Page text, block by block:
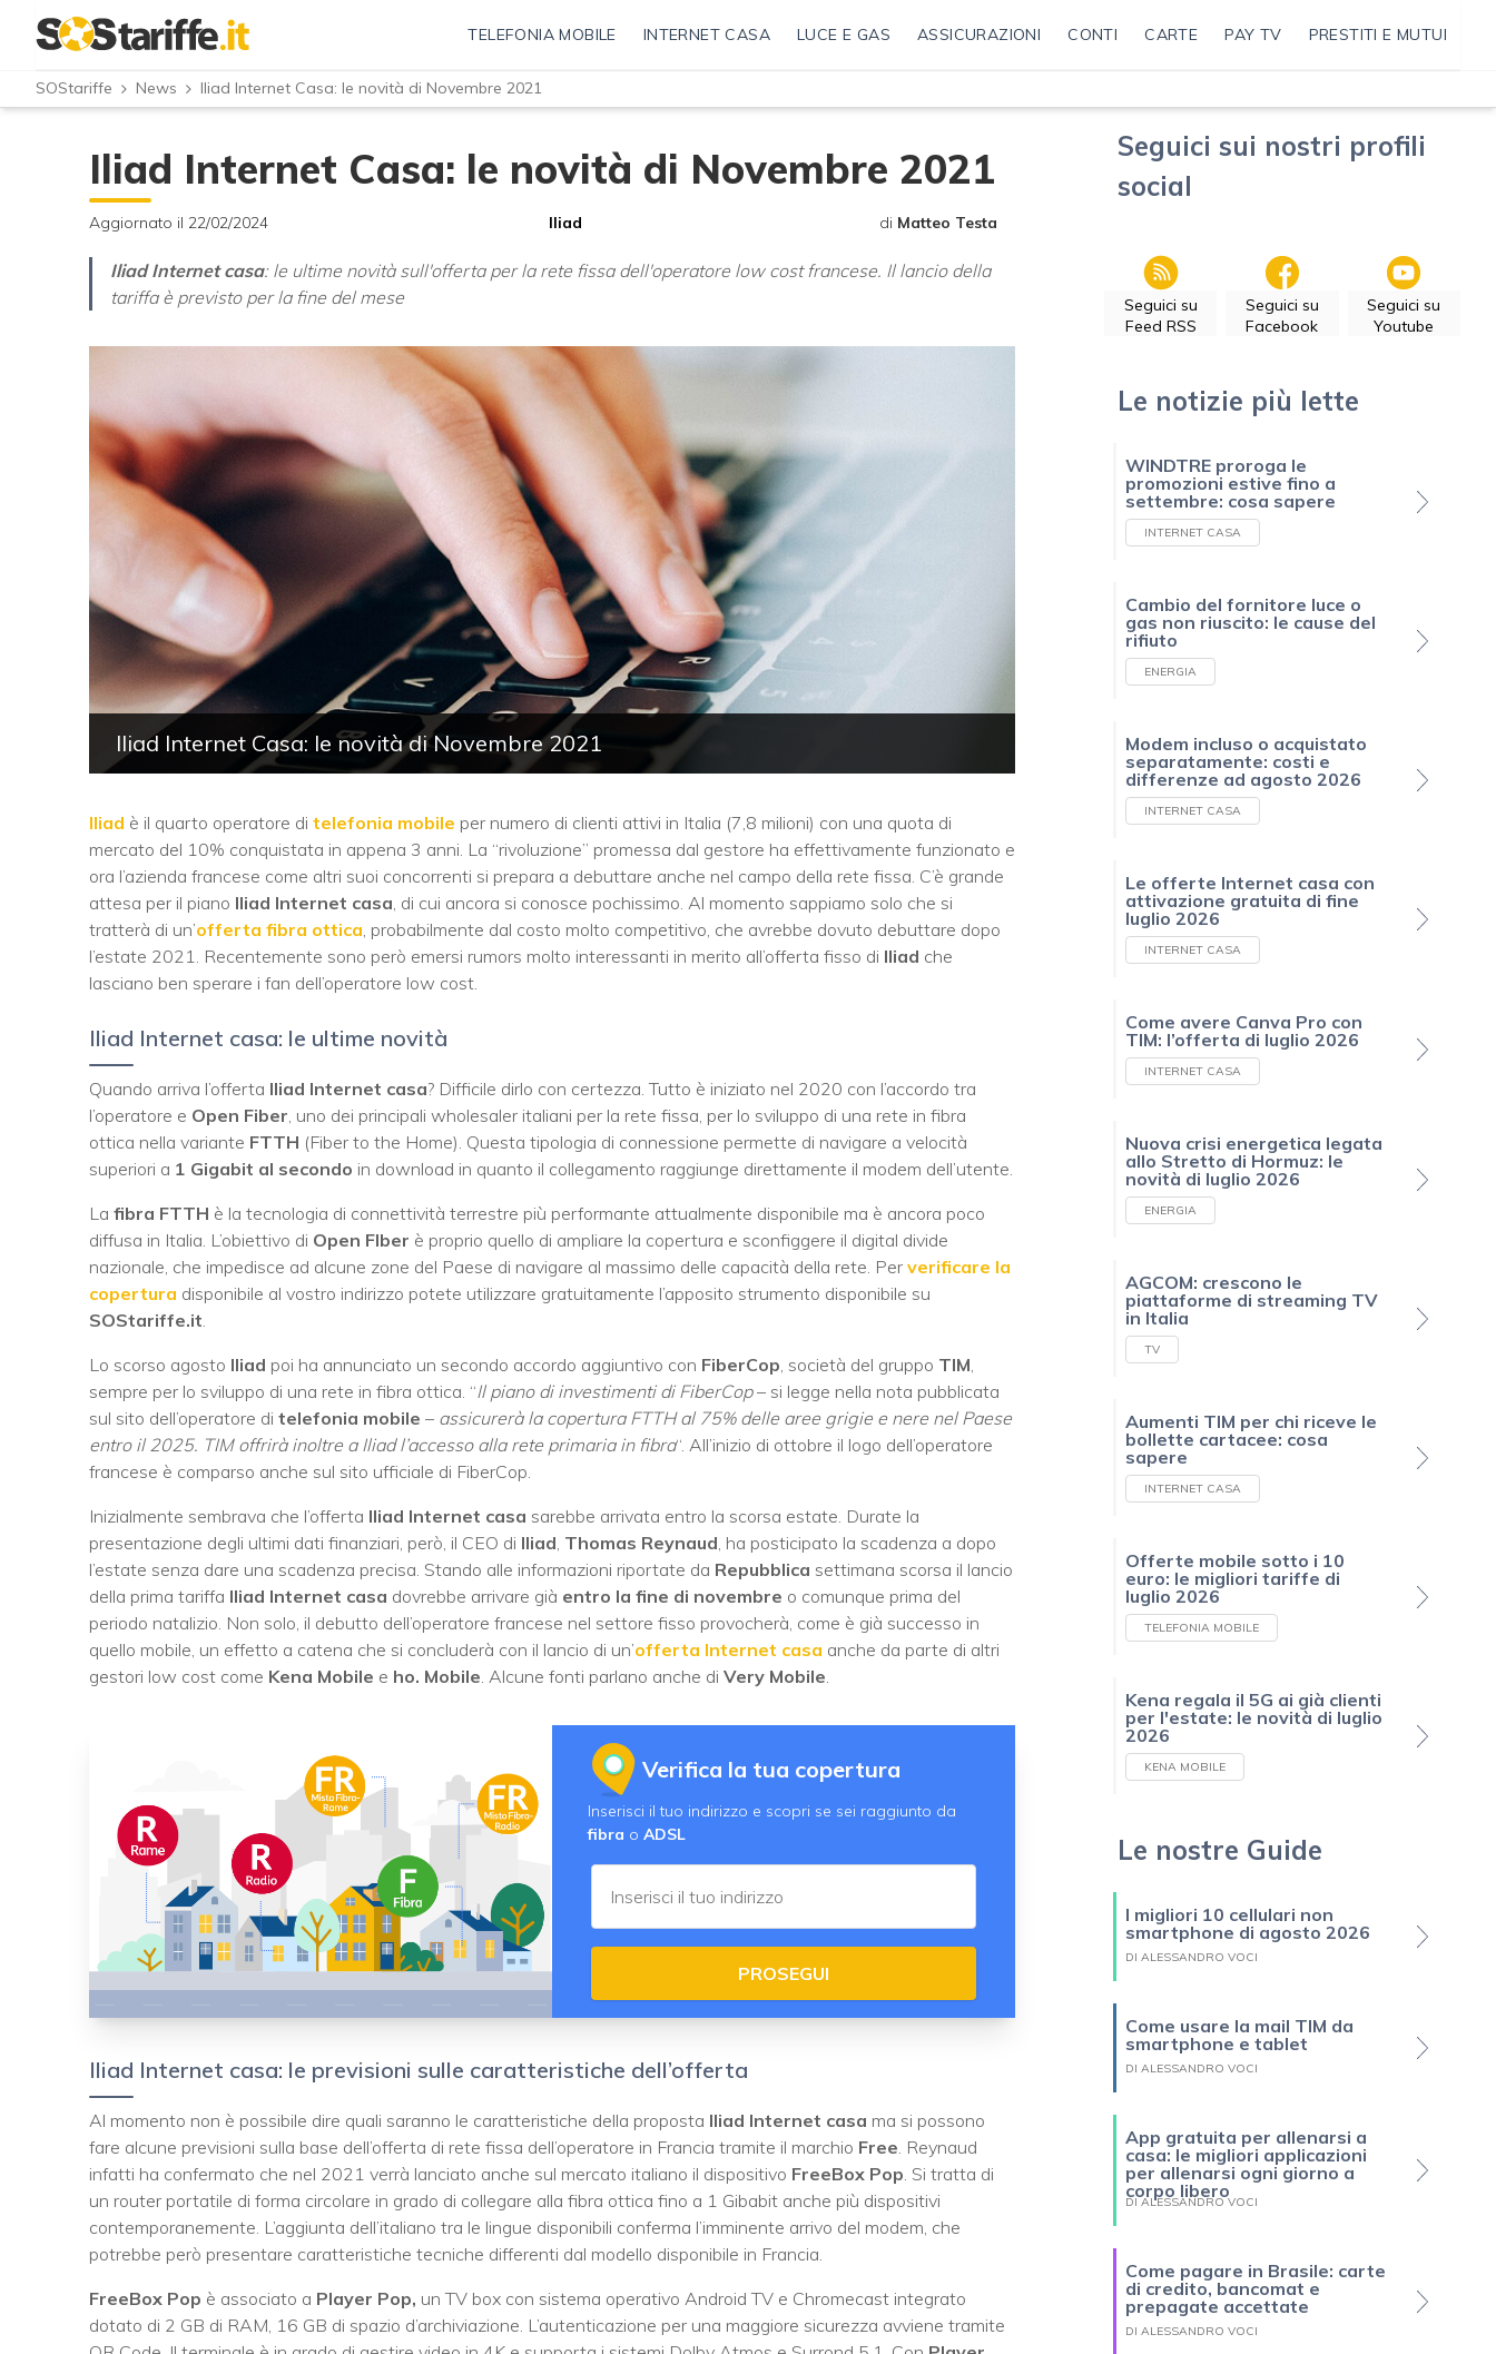
TELEFONIA MOBILE INTERNET CASA LUCE E GAS ASSICURAZIONI CONTI CARTE PAY TV PRESTITI E MUTUI
SOStariffe News Iliad Internet Casa: le novità di Novembre 2021
Iliad Internet Casa: le novità di Novembre 2021
Aggiornato il 22/02/2024 Iliad di Matteo Testa
Iliad Internet casa: le ultime novità sull'offerta per la rete fissa dell'operatore low cost francese. Il lancio della
tariffa è previsto per la fine del mese
Iliad Internet Casa: le novità di Novembre 2021
Iliad è il quarto operatore di telefonia mobile per numero di clienti attivi in Italia (7,8 milioni) con una quota di
mercato del 10% conquistata in appena 3 anni. La “rivoluzione” promessa dal gestore ha effettivamente funzionato e
ora l’azienda francese come altri suoi concorrenti si prepara a debuttare anche nel campo della rete fissa. C’è grande
attesa per il piano Iliad Internet casa, di cui ancora si conosce pochissimo. Al momento sappiamo solo che si
tratterà di un’offerta fibra ottica, probabilmente dal costo molto competitivo, che avrebbe dovuto debuttare dopo
l’estate 2021. Recentemente sono però emersi rumors molto interessanti in merito all’offerta fisso di Iliad che
lasciano ben sperare i fan dell’operatore low cost.
Iliad Internet casa: le ultime novità
Quando arriva l’offerta Iliad Internet casa? Difficile dirlo con certezza. Tutto è iniziato nel 2020 con l’accordo tra
l’operatore e Open Fiber , uno dei principali wholesaler italiani per la rete fissa, per lo sviluppo di una rete in fibra
ottica nella variante FTTH (Fiber to the Home). Questa tipologia di connessione permette di navigare a velocità
superiori a 1 Gigabit al secondo in download in quanto il collegamento raggiunge direttamente il modem dell’utente.
La fibra FTTH è la tecnologia di connettività terrestre più performante attualmente disponibile ma è ancora poco
diffusa in Italia. L’obiettivo di Open FIber è proprio quello di ampliare la copertura e sconfiggere il digital divide
nazionale, che impedisce ad alcune zone del Paese di navigare al massimo delle capacità della rete. Per verificare la
copertura disponibile al vostro indirizzo potete utilizzare gratuitamente l’apposito strumento disponibile su
SOStariffe.it
Lo scorso agosto Iliad poi ha annunciato un secondo accordo aggiuntivo con FiberCop , società del gruppo TIM
sempre per lo sviluppo di una rete in fibra ottica. “Il piano di investimenti di FiberCop– si legge nella nota pubblicata
sul sito dell’operatore di telefonia mobile – assicurerà la copertura FTTH al 75% delle aree grigie e nere nel Paese
entro il 2025. TIM offrirà inoltre a Iliad l’accesso alla rete primaria in fibra“. All’inizio di ottobre il logo dell’operatore
francese è comparso anche sul sito ufficiale di FiberCop.
Inizialmente sembrava che l’offerta Iliad Internet casa sarebbe arrivata entro la scorsa estate. Durate la
presentazione degli ultimi dati finanziari, però, il CEO di Iliad Thomas Reynaud , ha posticipato la scadenza a dopo
l’estate senza dare una scadenza precisa. Stando alle informazioni riportate da Repubblica settimana scorsa il lancio
della prima tariffa Iliad Internet casa dovrebbe arrivare già entro la fine di novembre o comunque prima del
periodo natalizio. Non solo, il debutto dell’operatore francese nel settore fisso provocherà, come è già successo in
quello mobile, un effetto a catena che si concluderà con il lancio di un’offerta Internet casa anche da parte di altri
gestori low cost come Kena Mobile e ho. Mobile . Alcune fonti parlano anche di Very Mobile
Verifica la tua copertura
Inserisci il tuo indirizzo e scopri se sei raggiunto da
fibra o ADSL
PROSEGUI
Iliad Internet casa: le previsioni sulle caratteristiche dell’offerta
Al momento non è possibile dire quali saranno le caratteristiche della proposta Iliad Internet casa ma si possono
fare alcune previsioni sulla base dell’offerta di rete fissa dell’operatore in Francia tramite il marchio Free. Reynaud
infatti ha confermato che nel 2021 verrà lanciato anche sul mercato italiano il dispositivo FreeBox Pop. Si tratta di
un router portatile di forma circolare in grado di collegare alla fibra ottica fino a 1 Gibabit anche più dispositivi
contemporanemente. L’aggiunta dell’italiano tra le lingue disponibili conferma l’imminente arrivo del modem, che
potrebbe però presentare caratteristiche tecniche differenti dal modello disponibile in Francia.
FreeBox Pop è associato a Player Pop, un TV box con sistema operativo Android TV e Chromecast integrato
dotato di 2 GB di RAM, 16 GB di spazio d’archiviazione. L’autenticazione per una maggiore sicurezza avviene tramite
Seguici sui nostri profili
social
Seguici su
Feed RSS
Seguici su
Facebook
Seguici su
Youtube
Le notizie più lette
WINDTRE proroga le
promozioni estive fino a
settembre: cosa sapere
INTERNET CASA
Cambio del fornitore luce o
gas non riuscito: le cause del
rifiuto
ENERGIA
Modem incluso o acquistato
separatamente: costi e
differenze ad agosto 2026
INTERNET CASA
Le offerte Internet casa con
attivazione gratuita di fine
luglio 2026
INTERNET CASA
Come avere Canva Pro con
TIM: l’offerta di luglio 2026
INTERNET CASA
Nuova crisi energetica legata
allo Stretto di Hormuz: le
novità di luglio 2026
ENERGIA
AGCOM: crescono le
piattaforme di streaming TV
in Italia
TV
Aumenti TIM per chi riceve le
bollette cartacee: cosa
sapere
INTERNET CASA
Offerte mobile sotto i 10
euro: le migliori tariffe di
luglio 2026
TELEFONIA MOBILE
Kena regala il 5G ai già clienti
per l'estate: le novità di luglio
2026
KENA MOBILE
Le nostre Guide
I migliori 10 cellulari non
smartphone di agosto 2026
DI ALESSANDRO VOCI
Come usare la mail TIM da
smartphone e tablet
DI ALESSANDRO VOCI
App gratuita per allenarsi a
casa: le migliori applicazioni
per allenarsi ogni giorno a
corpo libero
DI ALESSANDRO VOCI
Come pagare in Brasile: carte
di credito, bancomat e
prepagate accettate
DI ALESSANDRO VOCI